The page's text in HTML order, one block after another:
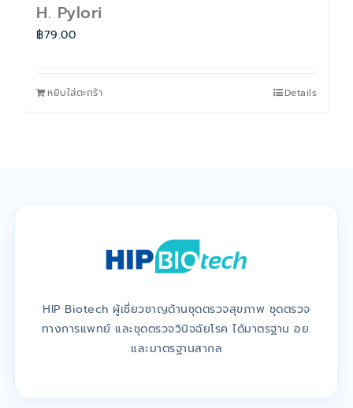
H. Pylori
฿79.00
หยิบใส่ตะกร้า Details
HIP Biotech ผู้เชี่ยวชาญด้านชุดตรวจสุขภาพ ชุดตรวจ
ทางการแพทย์ และชุดตรวจวินิจฉัยโรค ได้มาตรฐาน อย.
และมาตรฐานสากล